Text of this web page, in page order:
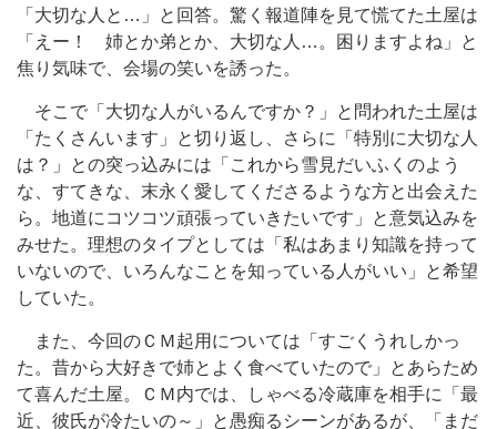
「大切な人と…」と回答。驚く報道陣を見て慌てた土屋は
「えー！ 姉とか弟とか、大切な人…。困りますよね」と
焦り気味で、会場の笑いを誘った。
そこで「大切な人がいるんですか？」と問われた土屋は
「たくさんいます」と切り返し、さらに「特別に大切な人
は？」との突っ込みには「これから雪見だいふくのよう
な、すてきな、末永く愛してくださるような方と出会えた
ら。地道にコツコツ頑張っていきたいです」と意気込みを
みせた。理想のタイプとしては「私はあまり知識を持って
いないので、いろんなことを知っている人がいい」と希望
していた。
また、今回のＣＭ起用については「すごくうれしかっ
た。昔から大好きで姉とよく食べていたので」とあらため
て喜んだ土屋。ＣＭ内では、しゃべる冷蔵庫を相手に「最
近、彼氏が冷たいの～」と愚痴るシーンがあるが、「まだ